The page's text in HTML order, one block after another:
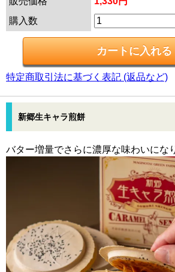
購入数
特定商取引法に基づく表記 (返品など)
新郷生キャラ煎餅
バター増量でさらに濃厚な味わいにな